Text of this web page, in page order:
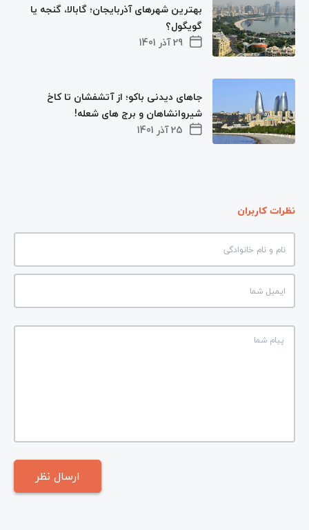
29 آذر 1401
بهترین شهرهای آذربایجان؛ گابالا، گنجه یا
گویگول؟
25 آذر 1401
جاهای دیدنی باکو؛ از آتشفشان تا کاخ
شیروانشاهان و برج های شعله!
نظرات کاربران